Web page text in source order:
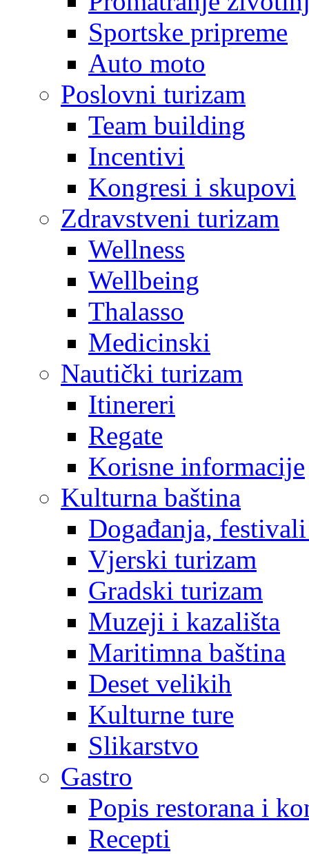
Sportske pripreme
Auto moto
Poslovni turizam
Team building
Incentivi
Kongresi i skupovi
Zdravstveni turizam
Wellness
Wellbeing
Thalasso
Medicinski
Nautički turizam
Itinereri
Regate
Korisne informacije
Kulturna baština
Događanja,
Vjerski turizam
Gradski turizam
Muzeji i kazališta
Maritimna baština
Deset velikih
Kulturne ture
Slikarstvo
Gastro
Popis restorana i
Recepti